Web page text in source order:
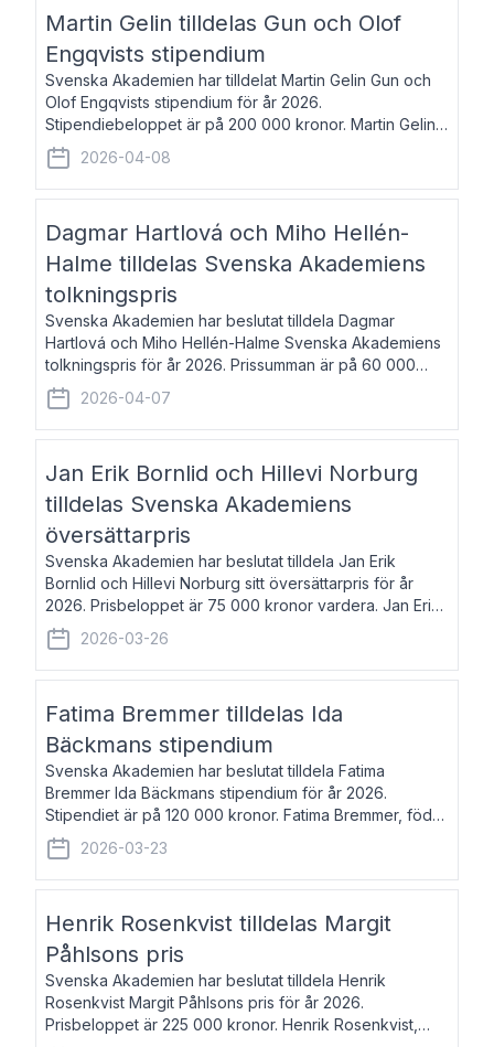
Martin Gelin tilldelas Gun och Olof
Engqvists stipendium
Svenska Akademien har tilldelat Martin Gelin Gun och
Olof Engqvists stipendium för år 2026.
Stipendiebeloppet är på 200 000 kronor. Martin Gelin,
född 1978, är journalist och författare. Han lever
numera i Paris men var under många år bosat
2026-04-08
Dagmar Hartlová och Miho Hellén-
Halme tilldelas Svenska Akademiens
tolkningspris
Svenska Akademien har beslutat tilldela Dagmar
Hartlová och Miho Hellén-Halme Svenska Akademiens
tolkningspris för år 2026. Prissumman är på 60 000
kronor var. Dagmar Hartlová, född 1951, översätter
huvudsakligen från svenska till tjeckiska
2026-04-07
Jan Erik Bornlid och Hillevi Norburg
tilldelas Svenska Akademiens
översättarpris
Svenska Akademien har beslutat tilldela Jan Erik
Bornlid och Hillevi Norburg sitt översättarpris för år
2026. Prisbeloppet är 75 000 kronor vardera. Jan Erik
Bornlid, född 1947, är översättare från tyska. Han är
främst känd för sina översät
2026-03-26
Fatima Bremmer tilldelas Ida
Bäckmans stipendium
Svenska Akademien har beslutat tilldela Fatima
Bremmer Ida Bäckmans stipendium för år 2026.
Stipendiet är på 120 000 kronor. Fatima Bremmer, född
1977, är journalist och författare. Hon utkom i fjol med
boken Ligan. Klarakvarterens blodsyst
2026-03-23
Henrik Rosenkvist tilldelas Margit
Påhlsons pris
Svenska Akademien har beslutat tilldela Henrik
Rosenkvist Margit Påhlsons pris för år 2026.
Prisbeloppet är 225 000 kronor. Henrik Rosenkvist,